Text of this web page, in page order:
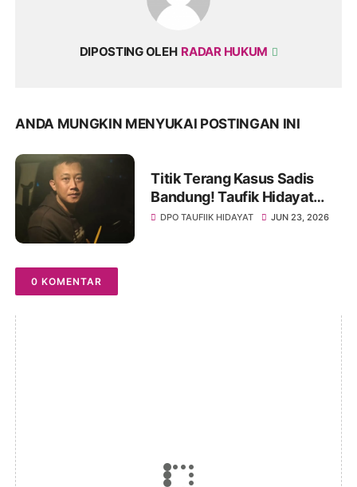
DIPOSTING OLEH RADAR HUKUM
ANDA MUNGKIN MENYUKAI POSTINGAN INI
Titik Terang Kasus Sadis
Bandung! Taufik Hidayat
Dibekuk, Korban Diduga
DPO TAUFIIK HIDAYAT JUN 23, 2026
0 KOMENTAR